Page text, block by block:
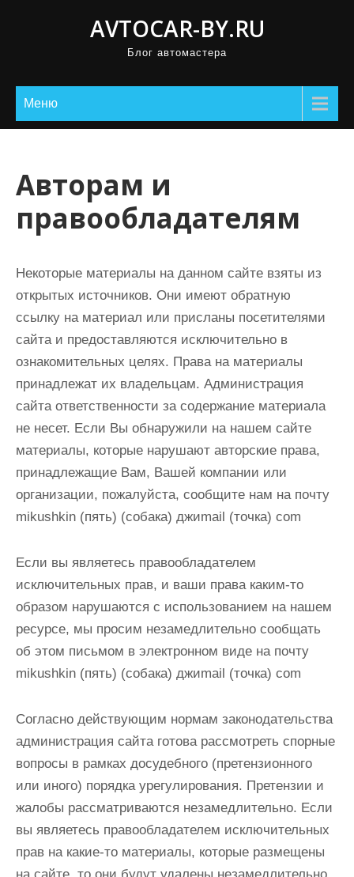
AVTOCAR-BY.RU
Блог автомастера
Меню
Авторам и
правообладателям
Некоторые материалы на данном сайте взяты из
открытых источников. Они имеют обратную
ссылку на материал или присланы посетителями
сайта и предоставляются исключительно в
ознакомительных целях. Права на материалы
принадлежат их владельцам. Администрация
сайта ответственности за содержание материала
не несет. Если Вы обнаружили на нашем сайте
материалы, которые нарушают авторские права,
принадлежащие Вам, Вашей компании или
организации, пожалуйста, сообщите нам на почту
mikushkin (пять) (собака) джиmail (точка) com
Если вы являетесь правообладателем
исключительных прав, и ваши права каким-то
образом нарушаются с использованием на нашем
ресурсе, мы просим незамедлительно сообщать
об этом письмом в электронном виде на почту
mikushkin (пять) (собака) джиmail (точка) com
Согласно действующим нормам законодательства
администрация сайта готова рассмотреть спорные
вопросы в рамках досудебного (претензионного
или иного) порядка урегулирования. Претензии и
жалобы рассматриваются незамедлительно. Если
вы являетесь правообладателем исключительных
прав на какие-то материалы, которые размещены